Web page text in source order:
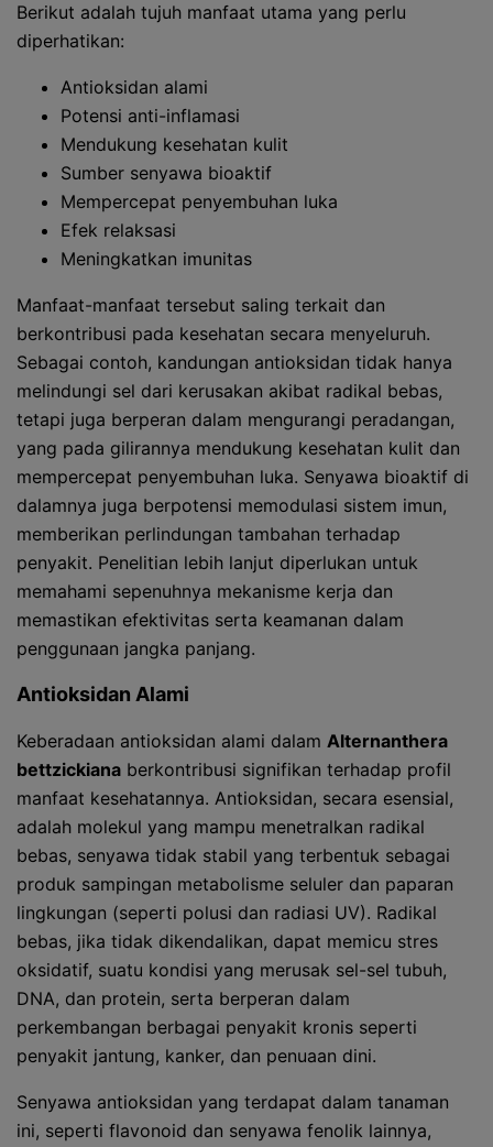
Berikut adalah tujuh manfaat utama yang perlu
diperhatikan:
Antioksidan alami
Potensi anti-inflamasi
Mendukung kesehatan kulit
Sumber senyawa bioaktif
Mempercepat penyembuhan luka
Efek relaksasi
Meningkatkan imunitas
Manfaat-manfaat tersebut saling terkait dan
berkontribusi pada kesehatan secara menyeluruh.
Sebagai contoh, kandungan antioksidan tidak hanya
melindungi sel dari kerusakan akibat radikal bebas,
tetapi juga berperan dalam mengurangi peradangan,
yang pada gilirannya mendukung kesehatan kulit dan
mempercepat penyembuhan luka. Senyawa bioaktif di
dalamnya juga berpotensi memodulasi sistem imun,
memberikan perlindungan tambahan terhadap
penyakit. Penelitian lebih lanjut diperlukan untuk
memahami sepenuhnya mekanisme kerja dan
memastikan efektivitas serta keamanan dalam
penggunaan jangka panjang.
Antioksidan Alami
Keberadaan antioksidan alami dalam Alternanthera
bettzickiana berkontribusi signifikan terhadap profil
manfaat kesehatannya. Antioksidan, secara esensial,
adalah molekul yang mampu menetralkan radikal
bebas, senyawa tidak stabil yang terbentuk sebagai
produk sampingan metabolisme seluler dan paparan
lingkungan (seperti polusi dan radiasi UV). Radikal
bebas, jika tidak dikendalikan, dapat memicu stres
oksidatif, suatu kondisi yang merusak sel-sel tubuh,
DNA, dan protein, serta berperan dalam
perkembangan berbagai penyakit kronis seperti
penyakit jantung, kanker, dan penuaan dini.
Senyawa antioksidan yang terdapat dalam tanaman
ini, seperti flavonoid dan senyawa fenolik lainnya,